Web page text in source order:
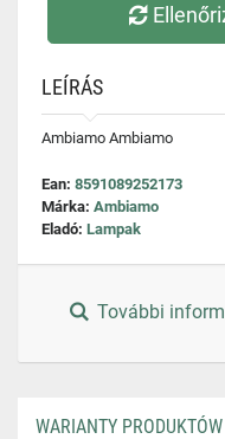
LEÍRÁS
Ambiamo Ambiamo
Ean: 8591089252173
Márka: Ambiamo
Eladó: Lampak
További
WARIANTY